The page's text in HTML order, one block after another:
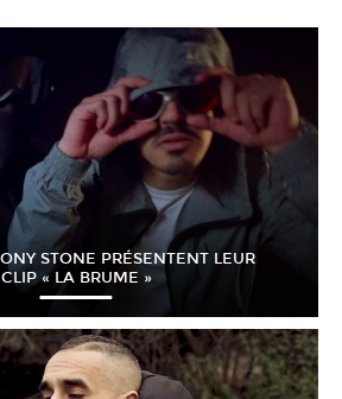
STONE PRÉSENTENT LEUR
CLIP « LA BRUME »